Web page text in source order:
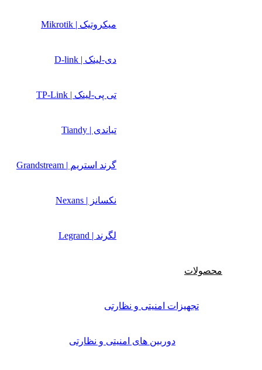
میکروتیک | Mikrotik
دی-لینک | D-link
تی پی-لینک | TP-Link
تیاندی | Tiandy
گرند استریم | Grandstream
نکسانز | Nexans
لگرند | Legrand
محصولات
تجهیزات امنیتی و نظارتی
دوربین های امنیتی و نظارتی